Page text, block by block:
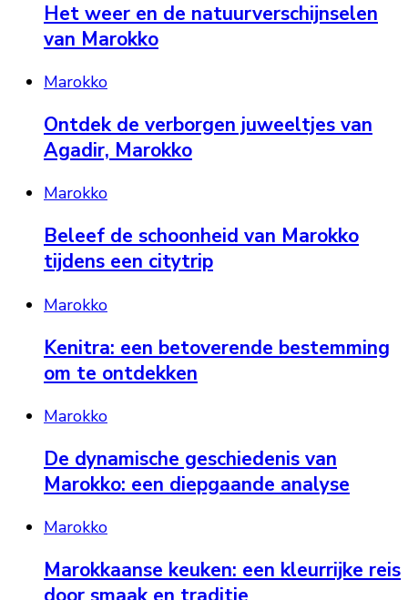
Het weer en de natuurverschijnselen
van Marokko
Marokko
Ontdek de verborgen juweeltjes van
Agadir, Marokko
Marokko
Beleef de schoonheid van Marokko
tijdens een citytrip
Marokko
Kenitra: een betoverende bestemming
om te ontdekken
Marokko
De dynamische geschiedenis van
Marokko: een diepgaande analyse
Marokko
Marokkaanse keuken: een kleurrijke reis